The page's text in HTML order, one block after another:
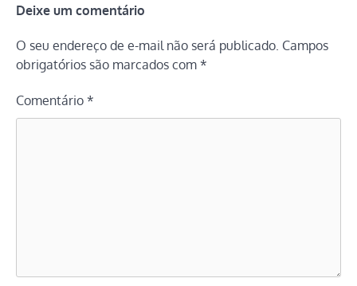
Deixe um comentário
O seu endereço de e-mail não será publicado. Campos
obrigatórios são marcados com *
Comentário *